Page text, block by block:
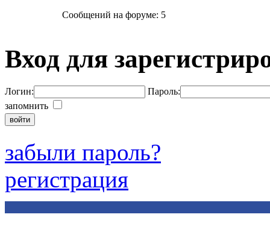
Сообщений на форуме: 5
Вход для
Логин:
Пароль:
запомнить
забыли пароль?
регистрация